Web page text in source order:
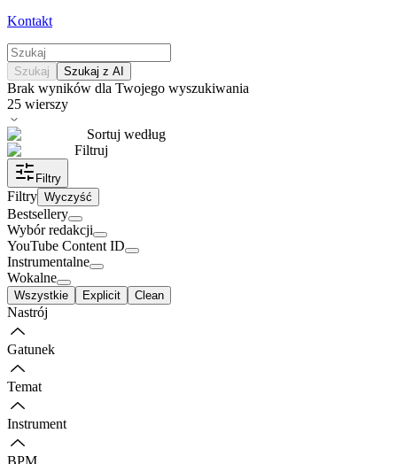
Kontakt
Szukaj Szukaj z AI
Brak wyników dla Twojego wyszukiwania
25 wierszy
Sortuj według
Filtruj
Filtry
Filtry Wyczyść
Bestsellery
Wybór redakcji
YouTube Content ID
Instrumentalne
Wokalne
Wszystkie Explicit Clean
Nastrój
Gatunek
Temat
Instrument
BPM